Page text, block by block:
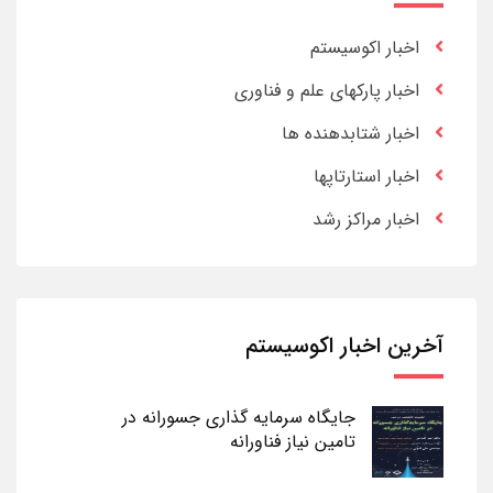
اخبار اکوسیستم
اخبار پارکهای علم و فناوری
اخبار شتابدهنده ها
اخبار استارتاپها
اخبار مراکز رشد
آخرین اخبار اکوسیستم
جایگاه سرمایه گذاری جسورانه در
تامین نیاز فناورانه